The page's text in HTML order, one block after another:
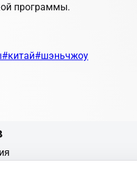
программы.
#китай#шэньчжоу